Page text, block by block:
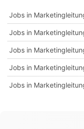
Jobs in
Jobs in
Jobs in
Jobs in
Jobs in